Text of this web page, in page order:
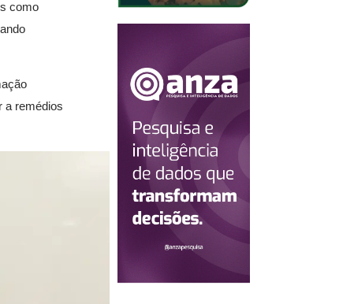
como
a remédios